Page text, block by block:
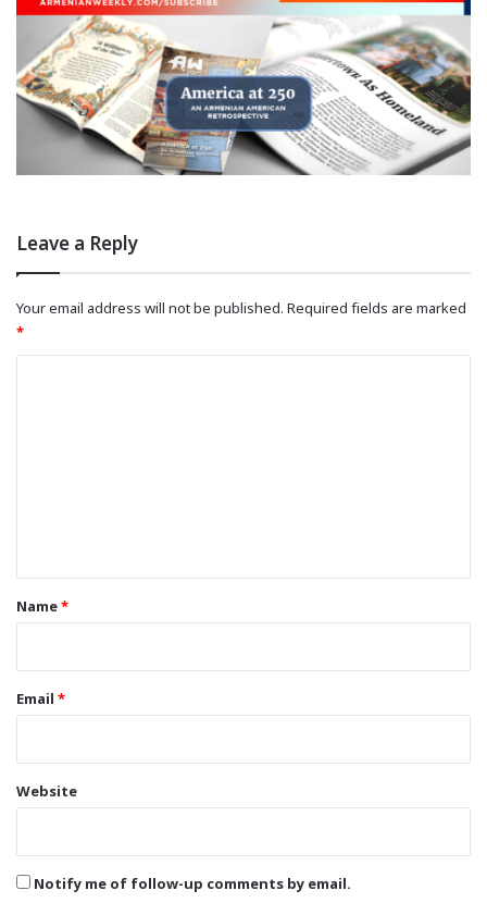
Leave a Reply
Your email address will not be published. Required fields are marked
*
*Name*
Email *
Website
Notify me of follow-up comments by email.